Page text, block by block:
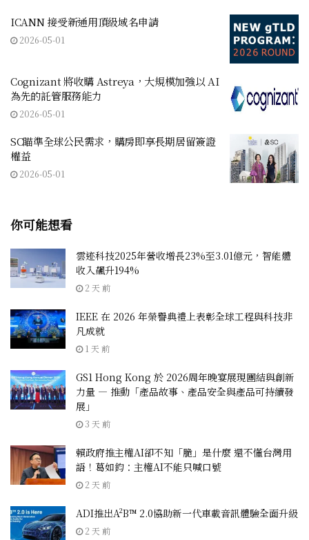
ICANN 接受新通用頂級域名申請
2026-05-01
Cognizant 將收購 Astreya，大規模加強以 AI
為先的託管服務能力
2026-05-01
SC瞄準全球公民需求，購房即享長期居留簽證
權益
2026-05-01
你可能想看
雲迹科技2025年營收增長23%至3.01億元，智能體
收入飆升194%
2 天 前
IEEE 在 2026 年榮譽典禮上表彰全球工程與科技非
凡成就
1 天 前
GS1 Hong Kong 於 2026周年晚宴展現團結與創新
力量 — 推動「產品故事、產品安全與產品可持續發
展」
3 天 前
賴政府推主權AI卻不知「脆」是什麼 還不懂台灣用
語！葛如鈞：主權AI不能只喊口號
2 天 前
ADI推出A²B™ 2.0協助新一代車載音訊體驗全面升級
2 天 前